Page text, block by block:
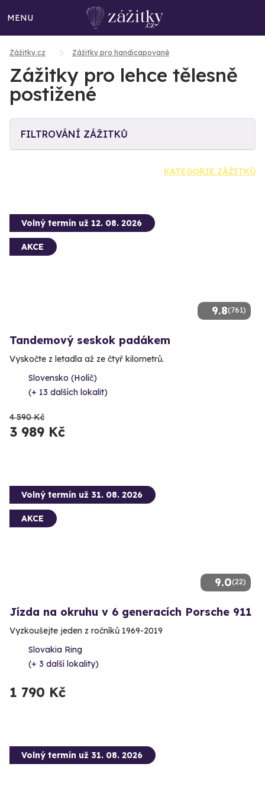
MENU
Zážitky.cz Zážitky pro handicapované
Zážitky pro lehce tělesně
postižené
FILTROVÁNÍ ZÁŽITKŮ
KATEGORIE ZÁŽITKŮ
9.8(761)
Volný termín už 12. 08. 2026
AKCE
Tandemový seskok padákem
Vyskočte z letadla až ze čtyř kilometrů.
Slovensko (Holíč)
(+ 13 dalších lokalit)
4 590 Kč
3 989 Kč
9.0(22)
Volný termín už 31. 08. 2026
AKCE
Jízda na okruhu v 6 generacích Porsche 911
Vyzkoušejte jeden z ročníků 1969-2019
Slovakia Ring
(+ 3 další lokality)
1 790 Kč
Volný termín už 31. 08. 2026